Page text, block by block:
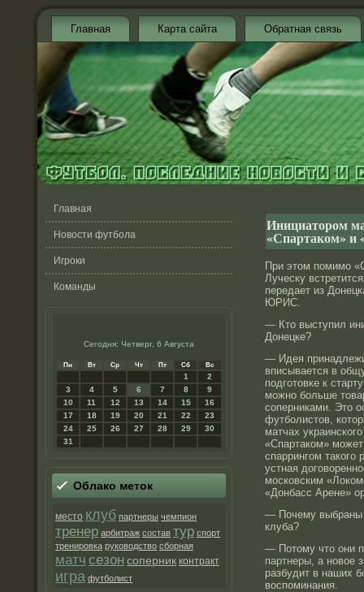
Главная Карта сайта Обратная связь
Главная
Новости футбола
Игроки
Команды
Сегодня: Четверг, 6 Августа
Пн Вт Ср Чт Пт Сб Вс
1
2
3
4 5 6 7 8
9
10
11 12 13 14 15
16
17
18 19 20 21 22
23
24
25 26 27 28 29
30
31
Облако метοк
место клуб партнеры чемпион
тренер арбитраж состав тур спорт
тренировка руководство сборная
матч сезон соперник контракт
игра футболист
Инициатором
«Спартаком» и
При этом помимо
Луческу
передает из
ЮРИС.
— Кто выступил
Донецке?
— Идея
вписывается в
подготовке к
можно больше
соперниками. Это
футболистов,
матчах
«Спартаком»
спаррингом
устная
московским
«Донбасс Арене»
— Почему выбраны
клуба?
— Потому что они
партнеры, а новое
разбудит в наших
воспоминания.